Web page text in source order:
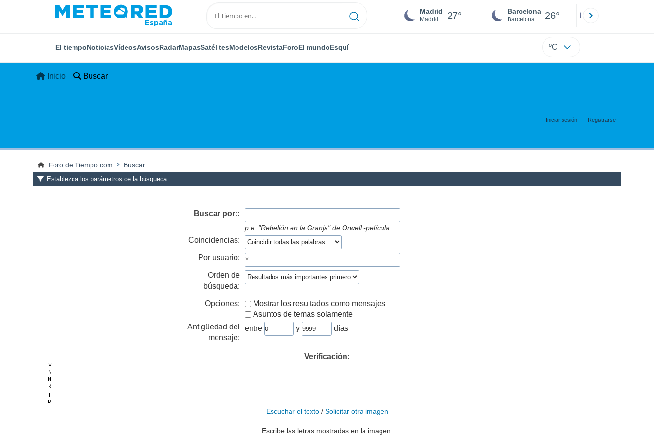
Madrid
Madrid 27° Barcelona
Barcelona 26°
El tiempoNoticiasVídeosAvisosRadarMapasSatélitesModelosRevistaForoEl mundoEsquí ºC
Inicio Buscar
Iniciar sesión Registrarse
Foro de Tiempo.com Buscar
Establezca los parámetros de la búsqueda
Buscar por::
p.e. "Rebelión en la Granja" de Orwell -película
Coincidencias:
Por usuario:
Orden de
búsqueda:
Opciones:
Mostrar los resultados como mensajes
Asuntos de temas solamente
Antigüedad del
mensaje:
entre y días
Verificación:
Escuchar el texto/ Solicitar otra imagen
Escribe las letras mostradas en la imagen: